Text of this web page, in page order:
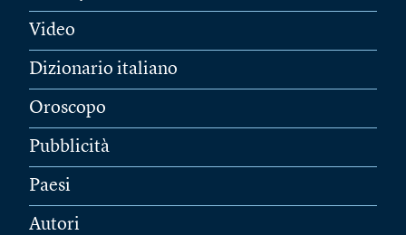
Video
Dizionario italiano
Oroscopo
Pubblicità
Paesi
Autori